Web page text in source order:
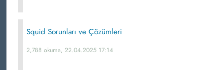
Squid Sorunları ve Çözümleri
2,788 okuma, 22.04.2025 17:14